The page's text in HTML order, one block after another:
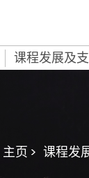
课程发展及
主页 > 课程发